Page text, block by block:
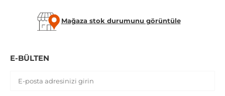
Mağaza stok durumunu görüntüle
E-BÜLTEN